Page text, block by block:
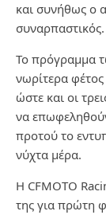
και συνήθως ο
συναρπαστικός.
Το πρόγραμμα
νωρίτερα
ώστε και οι
να
προτού το
νύχτα μέρα.
Η CFMOTO
της για πρώτη